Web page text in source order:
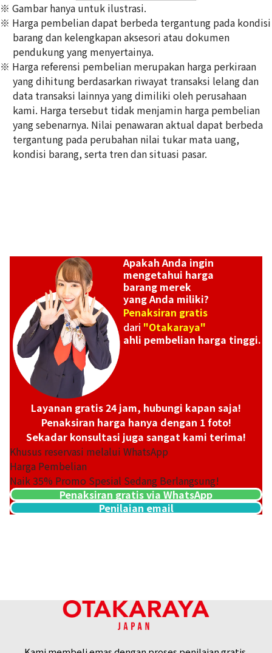
Chanel Camellia Chain Shoulder Bag Canvas Black
Referensi Harga Buyback
64.795.413
Chanel Matelasse Caviar Skin Chain Shoulder
Referensi Harga Buyback
Rp 126.876.882
※ Gambar hanya untuk ilustrasi.
※ Harga pembelian dapat berbeda tergantung pada kondisi
barang dan kelengkapan aksesori atau dokumen
pendukung yang menyertainya.
※ Harga referensi pembelian merupakan harga perkiraan
yang dihitung berdasarkan riwayat transaksi lelang dan
data transaksi lainnya yang dimiliki oleh perusahaan
kami. Harga tersebut tidak menjamin harga pembelian
yang sebenarnya. Nilai penawaran aktual dapat berbeda
tergantung pada perubahan nilai tukar mata uang,
kondisi barang, serta tren dan situasi pasar.
Apakah Anda ingin
mengetahui harga
barang merek
yang Anda miliki?
Penaksiran gratis
dari "Otakaraya"
ahli pembelian harga tinggi.
Layanan gratis 24 jam, hubungi kapan saja!
Penaksiran harga hanya dengan 1 foto!
Sekadar konsultasi juga sangat kami terima!
Khusus reservasi melalui WhatsApp
Harga Pembelian
Naik35% Promo Spesial Sedang Berlangsung!
Penaksiran gratis via WhatsApp
Penilaian email